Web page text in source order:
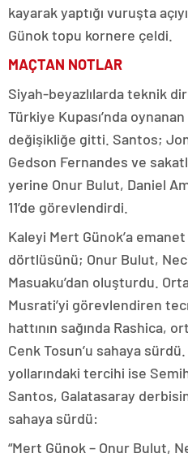
kayarak yaptığı vuruşta
Günok topu kornere çeldi.
MAÇTAN NOTLAR
Siyah-beyazlılarda teknik
Türkiye Kupası’nda
değişikliğe gitti. Santos;
Gedson Fernandes ve
yerine Onur Bulut, Daniel
11’de görevlendirdi.
Kaleyi Mert Günok’a
dörtlüsünü; Onur Bulut,
Masuaku’dan oluşturdu.
Musrati’yi görevlendiren
hattının sağında Rashica,
Cenk Tosun’u sahaya
yollarındaki tercihi ise
Santos, Galatasaray
sahaya sürdü:
“Mert Günok – Onur Bulut,